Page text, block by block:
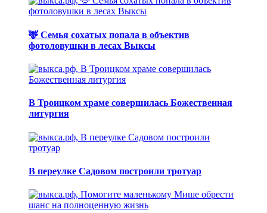
🦌 Семья сохатых попала в объектив
фотоловушки в лесах Выксы
В Троицком храме совершилась Божественная
литургия
В переулке Садовом построили тротуар